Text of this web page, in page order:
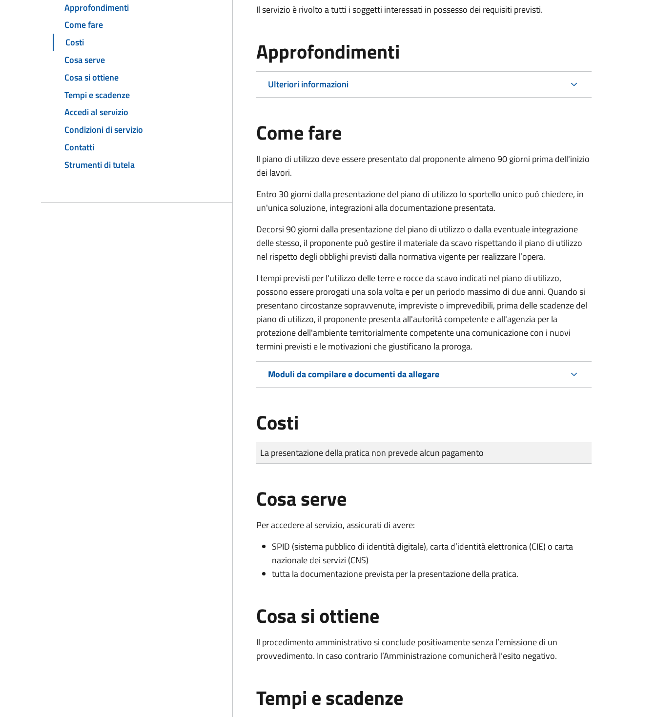
Approfondimenti
Come fare
Costi
Cosa serve
Cosa si ottiene
Tempi e scadenze
Accedi al servizio
Condizioni di servizio
Contatti
Strumenti di tutela
Il servizio è rivolto a tutti i soggetti interessati in possesso dei requisiti previsti.
Approfondimenti
Ulteriori informazioni
Come fare
Il piano di utilizzo deve essere presentato dal proponente almeno 90 giorni prima dell'inizio
dei lavori.
Entro 30 giorni dalla presentazione del piano di utilizzo lo sportello unico può chiedere, in
un'unica soluzione, integrazioni alla documentazione presentata.
Decorsi 90 giorni dalla presentazione del piano di utilizzo o dalla eventuale integrazione
delle stesso, il proponente può gestire il materiale da scavo rispettando il piano di utilizzo
nel rispetto degli obblighi previsti dalla normativa vigente per realizzare l’opera.
I tempi previsti per l'utilizzo delle terre e rocce da scavo indicati nel piano di utilizzo,
possono essere prorogati una sola volta e per un periodo massimo di due anni. Quando si
presentano circostanze sopravvenute, impreviste o imprevedibili, prima delle scadenze del
piano di utilizzo, il proponente presenta all'autorità competente e all'agenzia per la
protezione dell'ambiente territorialmente competente una comunicazione con i nuovi
termini previsti e le motivazioni che giustificano la proroga.
Moduli da compilare e documenti da allegare
Costi
Tipo di pagamento
Importo
La presentazione della pratica non prevede alcun pagamento
Cosa serve
Per accedere al servizio, assicurati di avere:
SPID (sistema pubblico di identità digitale), carta d’identità elettronica (CIE) o carta
nazionale dei servizi (CNS)
tutta la documentazione prevista per la presentazione della pratica.
Cosa si ottiene
Il procedimento amministrativo si conclude positivamente senza l’emissione di un
provvedimento. In caso contrario l’Amministrazione comunicherà l’esito negativo.
Tempi e scadenze